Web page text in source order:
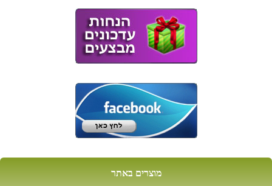
מוצרים באתר